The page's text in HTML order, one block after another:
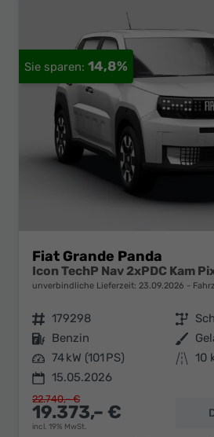
14,8%
Fiat Grande Panda
Icon TechP Nav 2xPDC Kam
unverbindliche Lieferzeit: 23.09.2026
Fahrzeugnr. 179298 Getriebe
Kraftstoff Benzin Außenfarbe
Leistung 74 kW (101 PS) Kilometerstand 10
15.05.2026
19.373,– €
incl. 19% MwSt.
22.740,– €